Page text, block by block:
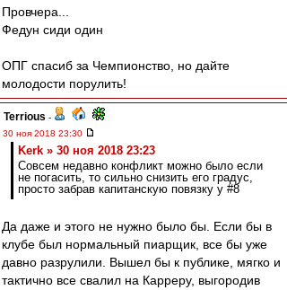
Провчера...
Федун сиди один
ОПГ спасиб за Чемпионство, но дайте
молодости порулить!
Terrious -
30 ноя 2018 23:30
Kerk » 30 ноя 2018 23:23
Совсем недавно конфликт можно было если
не погасить, то сильно снизить его градус,
просто забрав капитанскую повязку у #8
Да даже и этого не нужно было бы. Если бы в
клубе был нормальный пиарщик, все бы уже
давно разрулили. Вышел бы к публике, мягко и
тактично все свалил на Карреру, выгородив